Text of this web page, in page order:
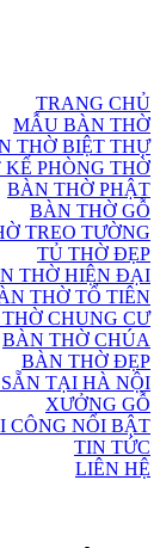
TRANG CHỦ
MẪU BÀN THỜ
THỜ BIỆT THỰ
KẾ PHÒNG THỜ
BÀN THỜ PHẬT
BÀN THỜ GỖ
TREO TƯỜNG
TỦ THỜ ĐẸP
THỜ HIỆN ĐẠI
THỜ TỔ TIÊN
CHUNG CƯ
BÀN THỜ CHÚA
BÀN THỜ ĐẸP
TẠI HÀ NỘI
XƯỞNG GỖ
CÔNG NỔI BẬT
TIN TỨC
LIÊN HỆ